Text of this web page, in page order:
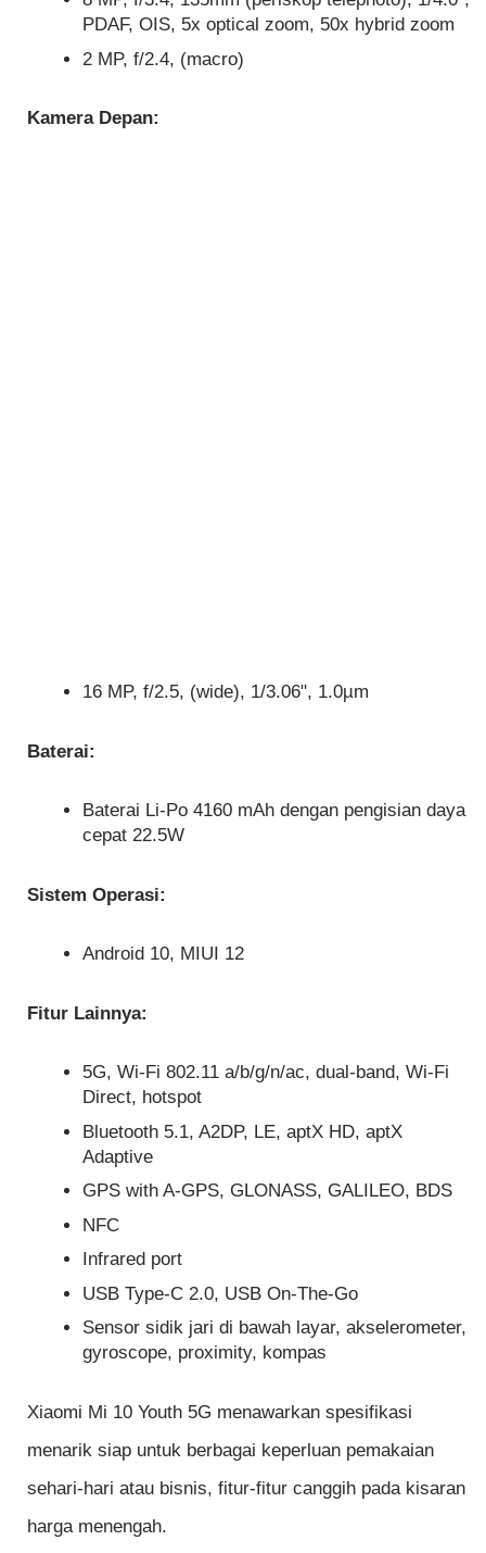
PDAF, OIS, 5x optical zoom, 50x hybrid zoom
2 MP, f/2.4, (macro)
Kamera Depan:
16 MP, f/2.5, (wide), 1/3.06", 1.0µm
Baterai:
Baterai Li-Po 4160 mAh dengan pengisian daya
cepat 22.5W
Sistem Operasi:
Android 10, MIUI 12
Fitur Lainnya:
5G, Wi-Fi 802.11 a/b/g/n/ac, dual-band, Wi-Fi
Direct, hotspot
Bluetooth 5.1, A2DP, LE, aptX HD, aptX
Adaptive
GPS with A-GPS, GLONASS, GALILEO, BDS
NFC
Infrared port
USB Type-C 2.0, USB On-The-Go
Sensor sidik jari di bawah layar, akselerometer,
gyroscope, proximity, kompas
Xiaomi Mi 10 Youth 5G menawarkan spesifikasi
menarik siap untuk berbagai keperluan pemakaian
sehari-hari atau bisnis, fitur-fitur canggih pada kisaran
harga menengah.